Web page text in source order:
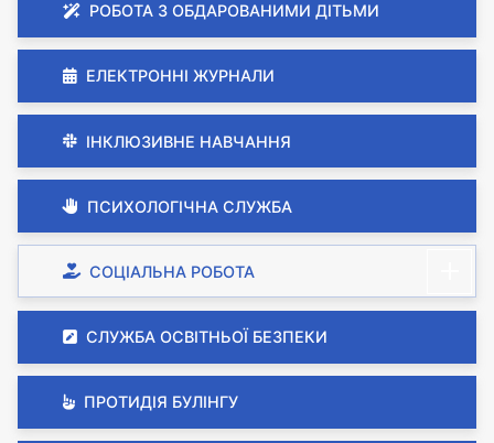
РОБОТА З ОБДАРОВАНИМИ ДІТЬМИ
ЕЛЕКТРОННІ ЖУРНАЛИ
ІНКЛЮЗИВНЕ НАВЧАННЯ
ПСИХОЛОГІЧНА СЛУЖБА
СОЦІАЛЬНА РОБОТА
СЛУЖБА ОСВІТНЬОЇ БЕЗПЕКИ
ПРОТИДІЯ БУЛІНГУ